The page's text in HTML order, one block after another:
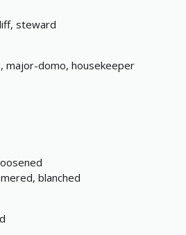
steward
major-domo, housekeeper
blanched